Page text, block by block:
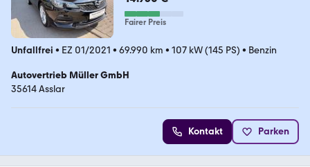
Fairer Preis
Unfallfrei • EZ 01/2021 • 69.990 km • 107 kW (145 PS) • Benzin
Autovertrieb Müller GmbH
35614 Asslar
Kontakt Parken